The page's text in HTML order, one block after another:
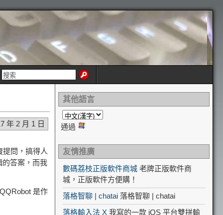
年 2 月 1 日
問，搞得人
的答案，而我
是作
其他語言
通過
友情推廣
數碼荔枝正版軟件商城 老牌正版軟件商
城，正版軟件方便購！
落格智聊 | chatai 落格智聊 | chatai
落格輸入法 X 我寫的一款 iOS 平台雙拼輸